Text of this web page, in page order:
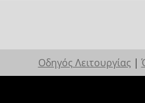
Οδηγός Λειτουργίας |